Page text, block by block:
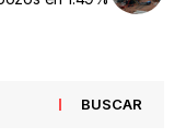
BUSCAR